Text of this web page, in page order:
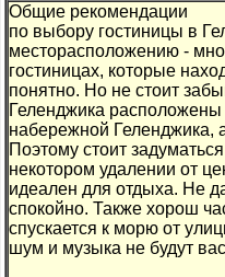
Общие рекомендации
по выбору гостиницы в
месторасположению -
гостиницах, которые
понятно. Но не стоит
Геленджика
набережной Геленджика,
Поэтому стоит
некотором удалении от
идеален для отдыха. Не
спокойно. Также хорош
спускается к морю от
шум и музыка не будут